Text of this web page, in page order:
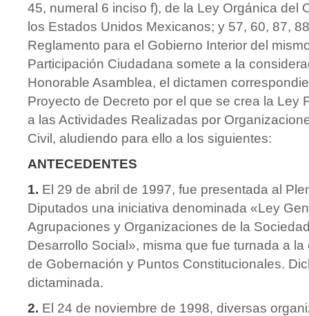
45, numeral 6 inciso f), de la Ley Orgánica del
los Estados Unidos Mexicanos; y 57, 60, 87,
Reglamento para el Gobierno Interior del
Participación Ciudadana somete a la
Honorable Asamblea, el dictamen
Proyecto de Decreto por el que se crea la Ley
a las Actividades Realizadas por
Civil, aludiendo para ello a los siguientes:
ANTECEDENTES
1. El 29 de abril de 1997, fue presentada al
Diputados una iniciativa denominada «Ley
Agrupaciones y Organizaciones de la
Desarrollo Social», misma que fue turnada a
de Gobernación y Puntos Constitucionales.
dictaminada.
2. El 24 de noviembre de 1998, diversas